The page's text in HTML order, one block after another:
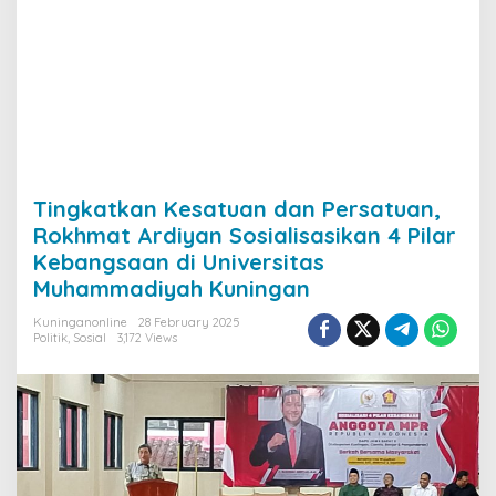
Tingkatkan Kesatuan dan Persatuan,
Rokhmat Ardiyan Sosialisasikan 4 Pilar
Kebangsaan di Universitas
Muhammadiyah Kuningan
Kuninganonline
28 February 2025
Politik, Sosial 3,172 Views